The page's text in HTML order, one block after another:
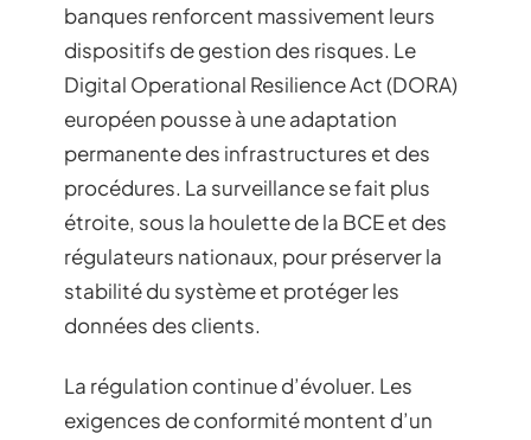
banques renforcent massivement leurs
dispositifs de gestion des risques. Le
Digital Operational Resilience Act (DORA)
européen pousse à une adaptation
permanente des infrastructures et des
procédures. La surveillance se fait plus
étroite, sous la houlette de la BCE et des
régulateurs nationaux, pour préserver la
stabilité du système et protéger les
données des clients.
La régulation continue d’évoluer. Les
exigences de conformité montent d’un